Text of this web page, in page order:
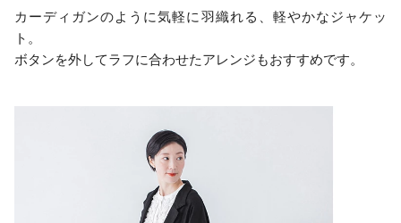
カーディガンのように気軽に羽織れる、軽やかなジャケッ
ト。
ボタンを外してラフに合わせたアレンジもおすすめです。